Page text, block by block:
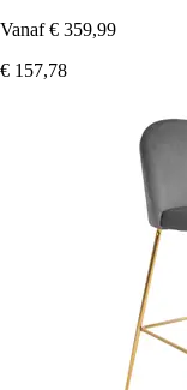
Vanaf € 359,99
€ 157,78